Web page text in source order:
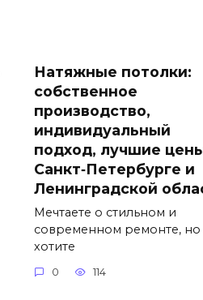
Натяжные потолки:
собственное
производство,
индивидуальный
подход, лучшие
Санкт‑Петербурге и
Ленинградской
Мечтаете о стильном и
современном ремонте, но
хотите
0 114